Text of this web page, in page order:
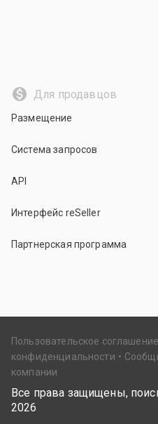
Для продавцов
Размещение
Система запросов
API
Интерфейс reSeller
Партнерская программа
Пользовательское соглашение
конфиденциальности
компании
Все права защищены,
2026